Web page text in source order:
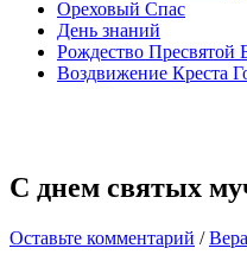
Ореховый Спас
День знаний
Рождество Пресвятой
Воздвижение Креста
С днем святых
Оставьте комментарий /